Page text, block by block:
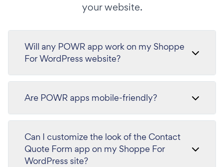
your website.
Will any POWR app work on my Shoppe
For WordPress website?
Are POWR apps mobile-friendly?
Can I customize the look of the Contact
Quote Form app on my Shoppe For
WordPress site?